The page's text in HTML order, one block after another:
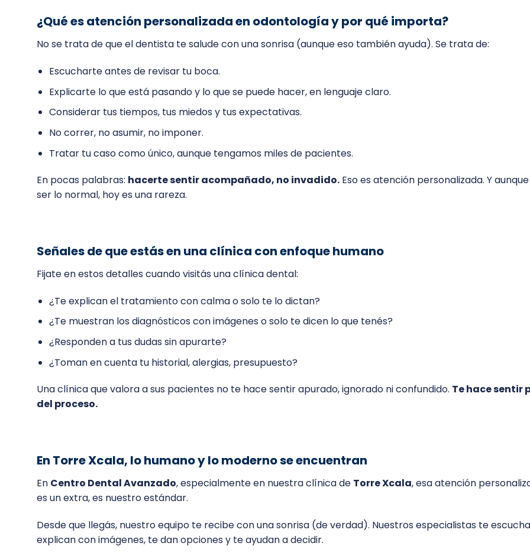
¿Qué es atención personalizada en odontología y por qué importa?
No se trata de que el dentista te salude con una sonrisa (aunque eso también ayuda). Se trata de:
Escucharte antes de revisar tu boca.
Explicarte lo que está pasando y lo que se puede hacer, en lenguaje claro.
Considerar tus tiempos, tus miedos y tus expectativas.
No correr, no asumir, no imponer.
Tratar tu caso como único, aunque tengamos miles de pacientes.
En pocas palabras: hacerte sentir acompañado, no invadido. Eso es atención personalizada. Y
ser lo normal, hoy es una rareza.
Señales de que estás en una clínica con enfoque humano
Fijate en estos detalles cuando visitás una clínica dental:
¿Te explican el tratamiento con calma o solo te lo dictan?
¿Te muestran los diagnósticos con imágenes o solo te dicen lo que tenés?
¿Responden a tus dudas sin apurarte?
¿Toman en cuenta tu historial, alergias, presupuesto?
Una clínica que valora a sus pacientes no te hace sentir apurado, ignorado ni confundido. Te hace sentir
del proceso.
En Torre Xcala, lo humano y lo moderno se encuentran
En Centro Dental Avanzado, especialmente en nuestra clínica de Torre Xcala, esa atención
es un extra, es nuestro estándar.
Desde que llegás, nuestro equipo te recibe con una sonrisa (de verdad). Nuestros especialistas te
explican con imágenes, te dan opciones y te ayudan a decidir.